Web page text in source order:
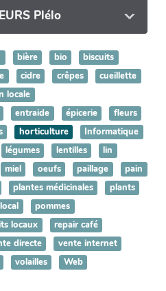
Plélo
bière bio
biscuits
cidre crêpes
cueillette
locale
entraide épicerie
fleurs
horticulture
Informatique
légumes lentilles
lin
miel oeufs paillage
pain
plantes médicinales
plants
pommes
locaux
repair café
directe
vente internet
volailles Web